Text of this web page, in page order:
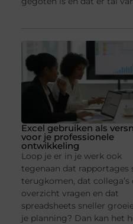
Excel gebruiken als
voor je professionele
ontwikkeling
Loop je er in je werk ook
tegenaan dat rapportages
terugkomen, dat collega’s
overzicht vragen en dat
spreadsheets sneller
je planning? Dan kan het